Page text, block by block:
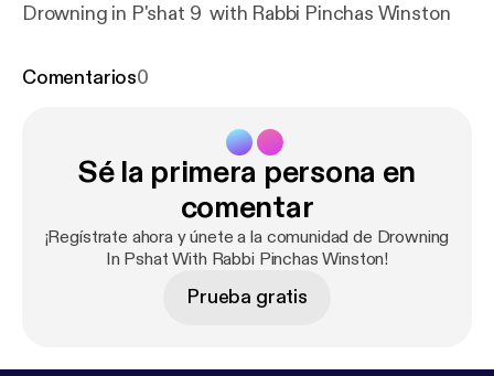
Drowning in P'shat 9 with Rabbi Pinchas Winston
Comentarios0
Sé la primera persona en
comentar
¡Regístrate ahora y únete a la comunidad de Drowning
In Pshat With Rabbi Pinchas Winston!
Prueba gratis